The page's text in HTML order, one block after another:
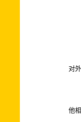
对
他